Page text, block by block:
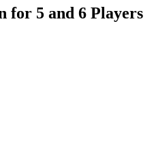
for 5 and 6 Players